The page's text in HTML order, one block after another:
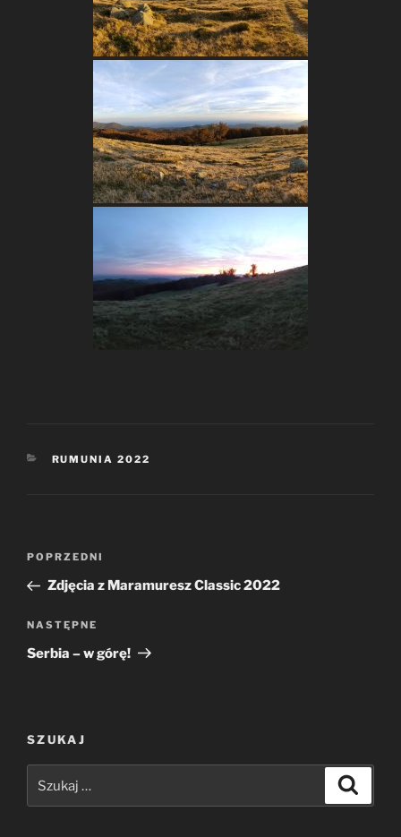
KATEGORIE
RUMUNIA 2022
Nawigacja
Poprzedni
wpis
POPRZEDNI
Zdjęcia z Maramuresz Classic 2022
Następny
wpis
NASTĘPNE
Serbia – w górę!
SZUKAJ